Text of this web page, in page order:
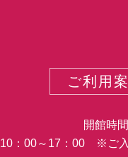
ご利用
開館時間
10：00～17：00 ※ご